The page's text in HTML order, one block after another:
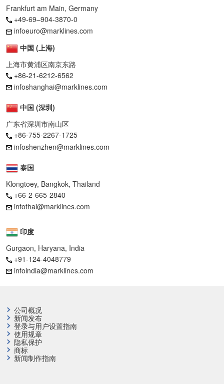
Frankfurt am Main, Germany
+49-69–904-3870-0
infoeuro@marklines.com
中国 (上海)
上海市黄浦区南京东路
+86-21-6212-6562
infoshanghai@marklines.com
中国 (深圳)
广东省深圳市南山区
+86-755-2267-1725
infoshenzhen@marklines.com
泰国
Klongtoey, Bangkok, Thailand
+66-2-665-2840
infothai@marklines.com
印度
Gurgaon, Haryana, India
+91-124-4048779
infoindia@marklines.com
公司概况
新闻发布
登录与用户设置指南
使用规章
隐私保护
商标
新闻制作指南